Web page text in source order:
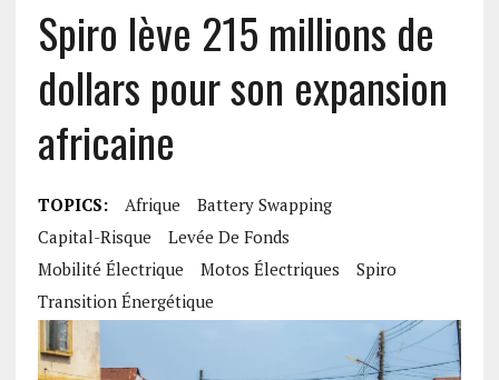
Spiro lève 215 millions de
dollars pour son expansion
africaine
TOPICS: Afrique
Battery Swapping
Capital-Risque
Levée De Fonds
Mobilité Électrique
Motos Électriques
Spiro
Transition Énergétique